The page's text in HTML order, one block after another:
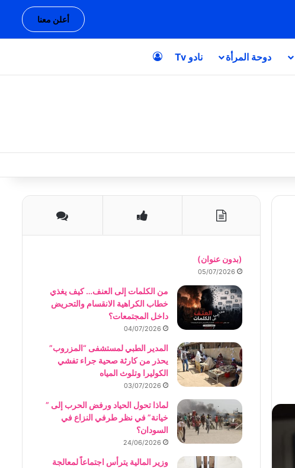
أعلن معنا
دوحة المرأة نادو Tv
(بدون عنوان)
05/07/2026
من الكلمات إلى العنف… كيف يغذي
خطاب الكراهية الانقسام والتحريض
داخل المجتمعات؟
04/07/2026
المدير الطبي لمستشفى “المزروب”
يحذر من كارثة صحية جراء تفشي
الكوليرا وتلوث المياه
03/07/2026
لماذا تحول الحياد ورفض الحرب إلى ”
خيانة” في نظر طرفي النزاع في
السودان؟
24/06/2026
وزير المالية يترأس اجتماعاً لمعالجة